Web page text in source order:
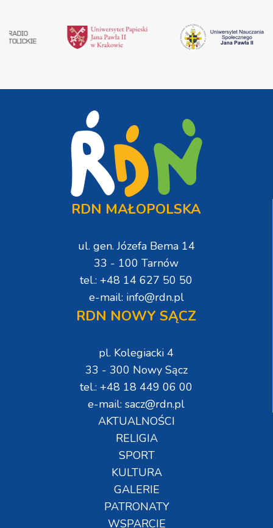
RDN MAŁOPOLSKA
ul. gen. Józefa Bema 14
33 - 100 Tarnów
tel.: +48 14 627 50 50
e-mail: info@rdn.pl
RDN NOWY SĄCZ
pl. Kolegiacki 4
33 - 300 Nowy Sącz
tel.: +48 18 449 06 00
e-mail: sacz@rdn.pl
AKTUALNOŚCI
RELIGIA
SPORT
KULTURA
GALERIE
PATRONATY
WSPARCIE